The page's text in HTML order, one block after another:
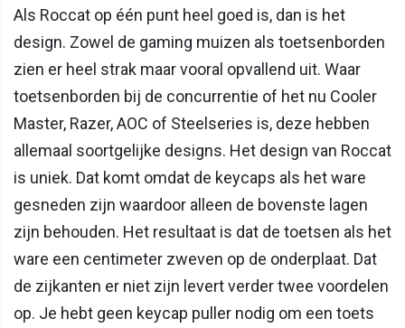
Als Roccat op één punt heel goed is, dan is het
design. Zowel de gaming muizen als toetsenborden
zien er heel strak maar vooral opvallend uit. Waar
toetsenborden bij de concurrentie of het nu Cooler
Master, Razer, AOC of Steelseries is, deze hebben
allemaal soortgelijke designs. Het design van Roccat
is uniek. Dat komt omdat de keycaps als het ware
gesneden zijn waardoor alleen de bovenste lagen
zijn behouden. Het resultaat is dat de toetsen als het
ware een centimeter zweven op de onderplaat. Dat
de zijkanten er niet zijn levert verder twee voordelen
op. Je hebt geen keycap puller nodig om een toets